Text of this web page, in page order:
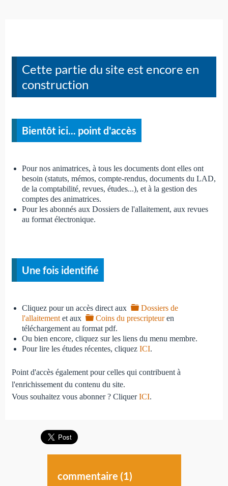
Cette partie du site est encore en
construction
Bientôt ici... point d'accès
Pour nos animatrices, à tous les documents dont elles ont
besoin (statuts, mémos, compte-rendus, documents du LAD,
de la comptabilité, revues, études...), et à la gestion des
comptes des animatrices.
Pour les abonnés aux Dossiers de l'allaitement, aux revues
au format électronique.
Une fois identifié
Cliquez pour un accès direct aux folder
Dossiers de
l'allaitement et aux folder
Coins du prescripteuren
téléchargement au format pdf.
Ou bien encore, cliquez sur les liens du menu membre.
Pour lire les études récentes, cliquez ICI.
Point d'accès également pour celles qui contribuent à
l'enrichissement du contenu du site.
Vous souhaitez vous abonner ? CliquerICI.
commentaire (1)